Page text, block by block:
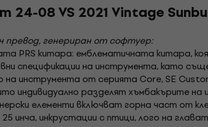
24-08 VS 2021 Vintage
превод, генериран от софтуер:
PRS китара: емблематичната китара,
спецификации на инструмента, като
инструмента от серията Core, SE
индивидуално разделят хъмбакърите на
елементи включват горна част от
инча, инкрустации с птици, лого на